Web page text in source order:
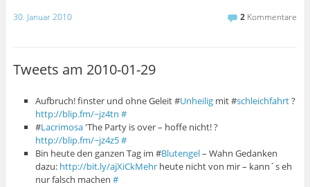
30. Januar 2010 2 Kommentare
Tweets am 2010-01-29
Aufbruch! finster und ohne Geleit #Unheilig mit #schleichfahrt?
http://blip.fm/~jz4tn #
#Lacrimosa 'The Party is over – hoffe nicht! ?
http://blip.fm/~jz4z5#
Bin heute den ganzen Tag im #Blutengel– Wahn Gedanken
dazu: http://bit.ly/ajXiCkMehr heute nicht von mir – kann´s eh
nur falsch machen#